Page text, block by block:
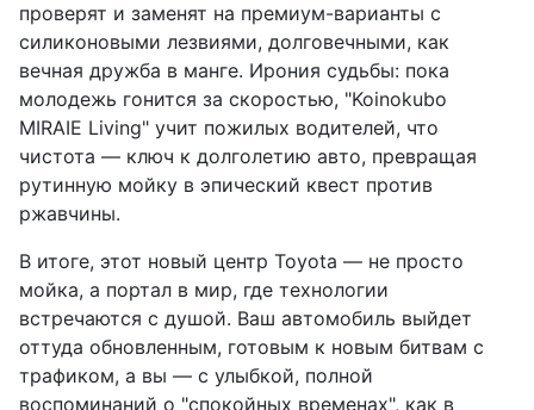
проверят и заменят на премиум-варианты с
силиконовыми лезвиями, долговечными, как
вечная дружба в манге. Ирония судьбы: пока
молодежь гонится за скоростью, "Koinokubo
MIRAIE Living" учит пожилых водителей, что
чистота — ключ к долголетию авто, превращая
рутинную мойку в эпический квест против
ржавчины.
В итоге, этот новый центр Toyota — не просто
мойка, а портал в мир, где технологии
встречаются с душой. Ваш автомобиль выйдет
оттуда обновленным, готовым к новым битвам с
трафиком, а вы — с улыбкой, полной
воспоминаний о "спокойных временах", как в